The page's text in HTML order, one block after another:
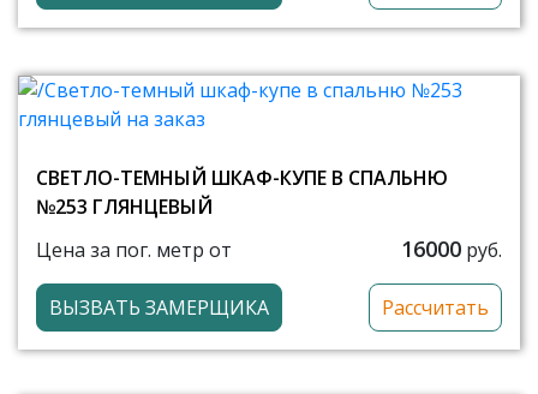
СВЕТЛО-ТЕМНЫЙ ШКАФ-КУПЕ В СПАЛЬНЮ
№253 ГЛЯНЦЕВЫЙ
Цена за пог. метр от
16000 руб.
ВЫЗВАТЬ ЗАМЕРЩИКА Рассчитать